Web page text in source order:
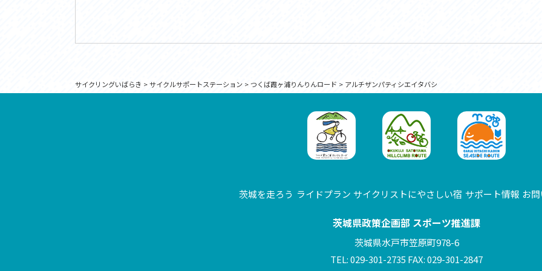
サイクリングいばらき >サイクルサポートステーション>つくば霞ヶ浦りんりんロード > アルチザンパティシエイタバシ
茨城を走ろう ライドプラン サイクリストにやさしい宿 サポート情報 お
茨城県政策企画部 スポーツ推進課
茨城県水戸市笠原町978-6
TEL: 029-301-2735 FAX: 029-301-2847